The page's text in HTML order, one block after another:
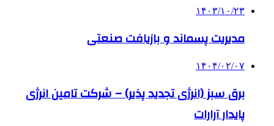
۱۴۰۳/۱۰/۲۳
مدیریت پسماند و بازیافت صنعتی
۱۴۰۴/۰۲/۰۷
برق سبز (انرژی تجدید پذیر) – شرکت تامین انرژی
پایدار آرارات